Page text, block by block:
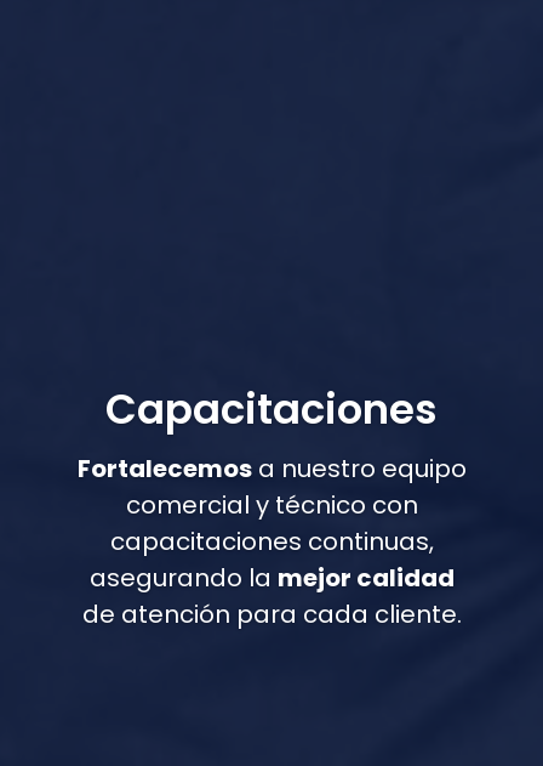
Capacitaciones
Fortalecemosa nuestro equipo
comercial y técnico con
capacitaciones continuas,
asegurando la mejor calidad
de atención para cada cliente.